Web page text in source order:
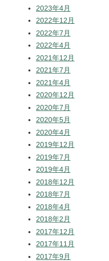
2023年4月
2022年12月
2022年7月
2022年4月
2021年12月
2021年7月
2021年4月
2020年12月
2020年7月
2020年5月
2020年4月
2019年12月
2019年7月
2019年4月
2018年12月
2018年7月
2018年4月
2018年2月
2017年12月
2017年11月
2017年9月